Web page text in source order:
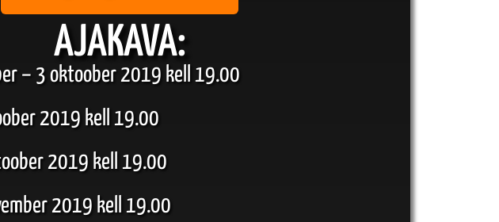
AJAKAVA:
– 3 oktoober 2019 kell 19.00
2019 kell 19.00
2019 kell 19.00
2019 kell 19.00